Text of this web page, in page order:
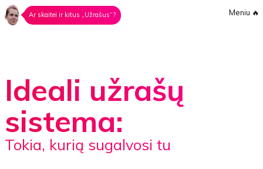
Ar skaitei ir kitus „Užrašus“? Meniu 🔥
Ideali užrašų
sistema:
Tokia, kurią sugalvosi tu